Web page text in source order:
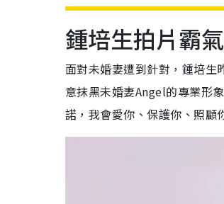
鍾培生拍片霸
面對未婚妻遭到針對，鍾培生
意抹黑未婚妻Angel的專業形
諾，我會愛你、保護你、照顧